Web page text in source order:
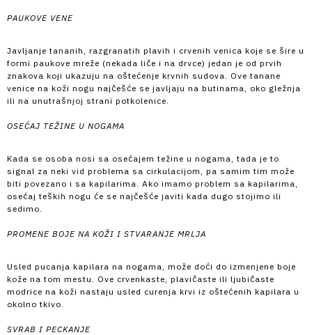
PAUKOVE VENE
Javljanje tananih, razgranatih plavih i crvenih venica koje se šire u
formi paukove mreže (nekada liče i na drvce) jedan je od prvih
znakova koji ukazuju na oštećenje krvnih sudova. Ove tanane
venice na koži nogu najčešće se javljaju na butinama, oko gležnja
ili na unutrašnjoj strani potkolenice.
OSEĆAJ TEŽINE U NOGAMA
Kada se osoba nosi sa osećajem težine u nogama, tada je to
signal za neki vid problema sa cirkulacijom, pa samim tim može
biti povezano i sa kapilarima. Ako imamo problem sa kapilarima,
osećaj teških nogu će se najčešće javiti kada dugo stojimo ili
sedimo.
PROMENE BOJE NA KOŽI I STVARANJE MRLJA
Usled pucanja kapilara na nogama, može doći do izmenjene boje
kože na tom mestu. Ove crvenkaste, plavičaste ili ljubičaste
modrice na koži nastaju usled curenja krvi iz oštećenih kapilara u
okolno tkivo.
SVRAB I PECKANJE